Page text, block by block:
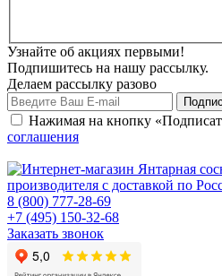
Узнайте об акциях первыми!
Подпишитесь на нашу рассылку.
Делаем рассылку разово
Нажимая на кнопку
соглашения
8 (800) 777-28-69
+7 (495) 150-32-68
Заказать звонок